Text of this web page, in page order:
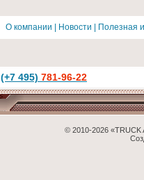
О компании Новости Полезная
(+7 495) 781-96-22
© 2010-2026